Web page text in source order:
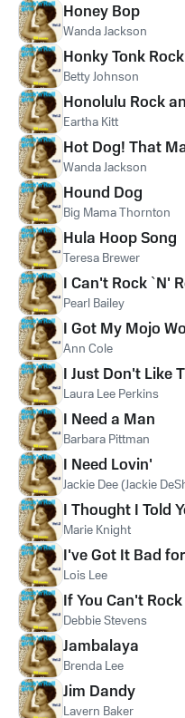
Honey Bop
Wanda Jackson
Honky Tonk Rock
Betty Johnson
Honolulu Rock
Eartha Kitt
Hot Dog! That
Wanda Jackson
Hound Dog
Big Mama Thornton
Hula Hoop Song
Teresa Brewer
I Can't Rock `N'
Pearl Bailey
I Got My Mojo
Ann Cole
I Just Don't Like
Laura Lee Perkins
I Need a Man
Barbara Pittman
I Need Lovin'
Jackie Dee (Jackie
I Thought I Told
Marie Knight
I've Got It Bad
Lois Lee
If You Can't
Debbie Stevens
Jambalaya
Brenda Lee
Jim Dandy
Lavern Baker